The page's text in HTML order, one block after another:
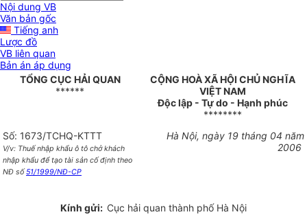
Nội dung VB
Văn bản gốc
Tiếng anh
Lược đồ
VB liên quan
Bản án áp dụng
TỔNG CỤC HẢI QUAN
******
CỘNG HOÀ XÃ HỘI CHỦ NGHĨA
VIỆT NAM
Độc lập - Tự do - Hạnh phúc
********
Số: 1673/TCHQ-KTTT
V/v: Thuế nhập khẩu ô tô chở khách
nhập khẩu để tạo tài sản cố định theo
NĐ số51/1999/NĐ-CP
Hà Nội, ngày 19 tháng 04 năm
2006
Kính gửi: Cục hải quan thành phố Hà Nội